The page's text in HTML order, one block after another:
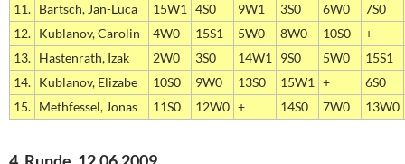
11. Bartsch, Jan-Luca 15W1 4S0 9W1 3S0 6W0
7S0
12. Kublanov, Carolin 4W0 15S1 5W0 8W0 10S0
+
13. Hastenrath, Izak 2W0 3S0 14W1 9S0 5W0
15S1
14. Kublanov, Elizabe 10S0 9W0 13S0 15W1 +
6S0
15. Methfessel, Jonas 11S0 12W0 + 14S0 7W0 13W0